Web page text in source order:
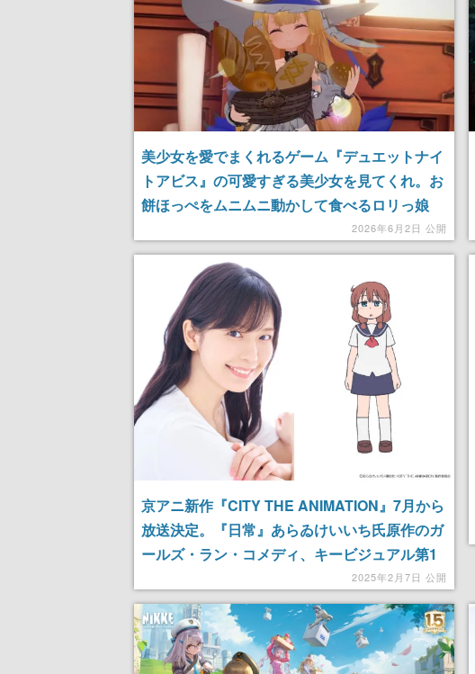
美少女を愛でまくれるゲーム『デュエットナイ
トアビス』の可愛すぎる美少女を見てくれ。お
餅ほっぺをムニムニ動かして食べるロリっ娘
に、銀髪・包帯・片目隠れの属性過積載な主人
公、メロすぎる赤髪メイドを従えたツインテ軍
人……どこ向いてもビジュ良すぎ
2026年6月2日 公開
京アニ新作『CITY THE ANIMATION』7月から
放送決定。『日常』あらゐけいいち氏原作のガ
ールズ・ラン・コメディ、キービジュアル第1
弾のほか入野自由、和久井優ら追加キャストも
発表
2025年2月7日 公開